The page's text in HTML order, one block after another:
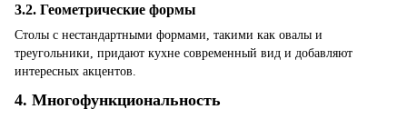
3.2. Геометрические формы
Столы с нестандартными формами, такими как овалы и
треугольники, придают кухне современный вид и добавляют
интересных акцентов.
4. Многофункциональность